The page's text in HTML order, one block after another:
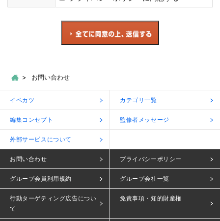
お問い合わせ
イベカツ カテゴリ一覧
編集コンセプト 監修者メッセージ
外部サービスについて
お問い合わせ プライバシーポリシー
グループ会員利用規約 グループ会社一覧
行動ターゲティング広告につい
て
免責事項・知的財産権